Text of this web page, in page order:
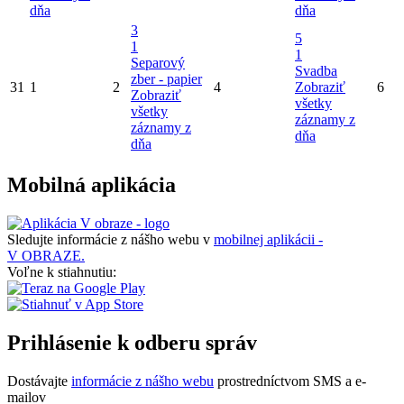
dňa
dňa
31 1 2
3
1
Separový
zber - papier
Zobraziť
všetky
záznamy z
dňa
4
5
1
Svadba
Zobraziť
všetky
záznamy z
dňa
6
Mobilná aplikácia
Sledujte informácie z nášho webu v mobilnej aplikácii -
V OBRAZE.
Voľne k stiahnutiu:
Prihlásenie k odberu správ
Dostávajte informácie z nášho webu prostredníctvom SMS a e-
mailov